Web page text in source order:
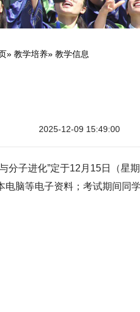
» 教学培养» 教学信息
2025-12-09 15:49:00
分子进化”定于12月15日（星
电脑等电子资料；考试期间同